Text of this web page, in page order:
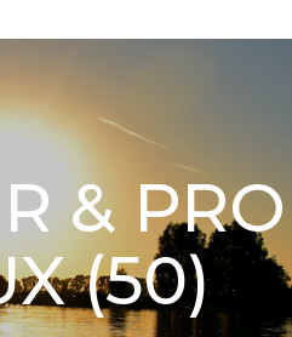
&
(50)